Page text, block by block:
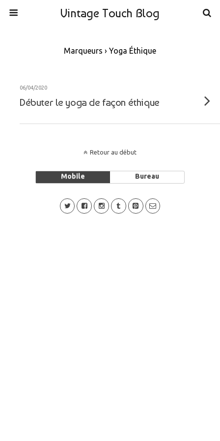
Vintage Touch Blog
Marqueurs › Yoga Éthique
06/04/2020
Débuter le yoga de façon éthique
Retour au début
Mobile Bureau